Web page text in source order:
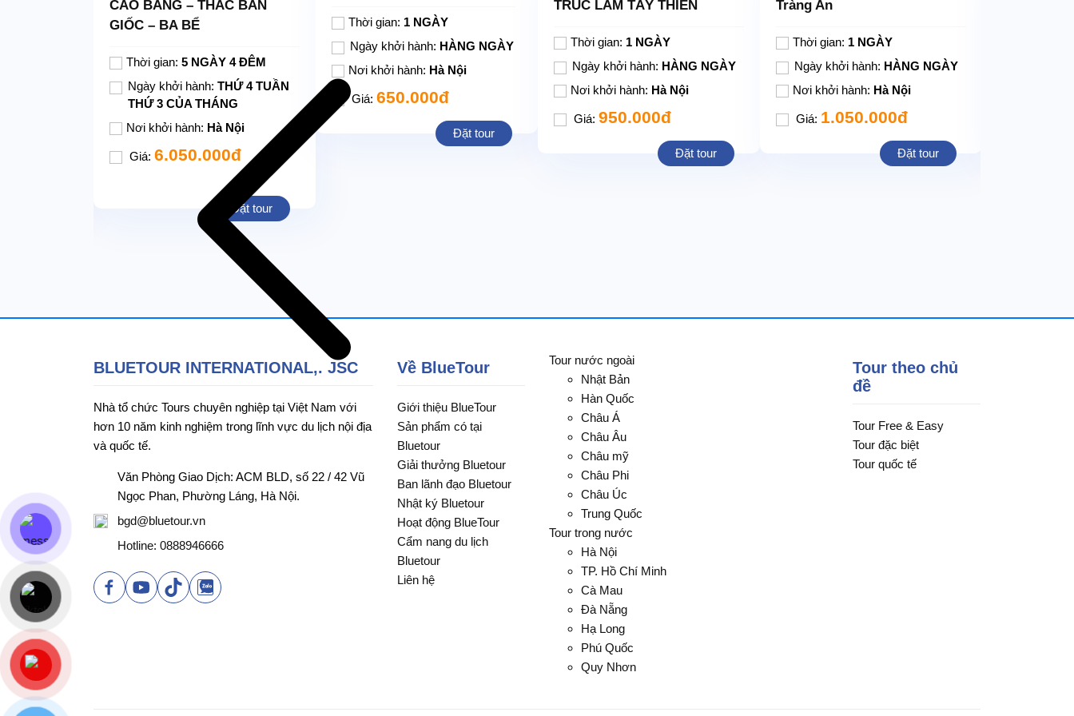
Lịch trình tour có thể thay đổi cho phù hợp với lịch bay, tình hình thời tiết, và tính chất đoàn, tuynhiên vẫn đảm bảo đúng, đủ điểm thăm
quan trong chương trình.
CAO BẰNG – THÁC BẢN
GIỐC – BA BỂ
Thời gian: 5 NGÀY 4 ĐÊM
Ngày khởi hành: THỨ 4 TUẦN
THỨ 3 CỦA THÁNG
Nơi khởi hành: Hà Nội
Giá: 6.050.000đ
Đặt tour
Thời gian: 1 NGÀY
Ngày khởi hành: HÀNG NGÀY
Nơi khởi hành: Hà Nội
Giá: 650.000đ
Đặt tour
TRÚC LÂM TÂY THIÊN
Thời gian: 1 NGÀY
Ngày khởi hành: HÀNG NGÀY
Nơi khởi hành: Hà Nội
Giá: 950.000đ
Đặt tour
Tràng An
Thời gian: 1 NGÀY
Ngày khởi hành: HÀNG NGÀY
Nơi khởi hành: Hà Nội
Giá: 1.050.000đ
Đặt tour
BLUETOUR INTERNATIONAL,. JSC
Nhà tổ chức Tours chuyên nghiệp tại Việt Nam với
hơn 10 năm kinh nghiệm trong lĩnh vực du lịch nội địa
và quốc tế.
Văn Phòng Giao Dịch: ACM BLD, số 22 / 42 Vũ
Ngọc Phan, Phường Láng, Hà Nội.
bgd@bluetour.vn
Hotline: 0888946666
Về BlueTour
Giới thiệu BlueTour
Sản phẩm có tại
Bluetour
Giải thưởng Bluetour
Ban lãnh đạo Bluetour
Nhật ký Bluetour
Hoạt động BlueTour
Cẩm nang du lịch
Bluetour
Liên hệ
Tour nước ngoài
Nhật Bản
Hàn Quốc
Châu Á
Châu Âu
Châu mỹ
Châu Phi
Châu Úc
Trung Quốc
Tour trong nước
Hà Nội
TP. Hồ Chí Minh
Cà Mau
Đà Nẵng
Hạ Long
Phú Quốc
Quy Nhơn
Tour theo chủ
đề
Tour Free & Easy
Tour đặc biệt
Tour quốc tế